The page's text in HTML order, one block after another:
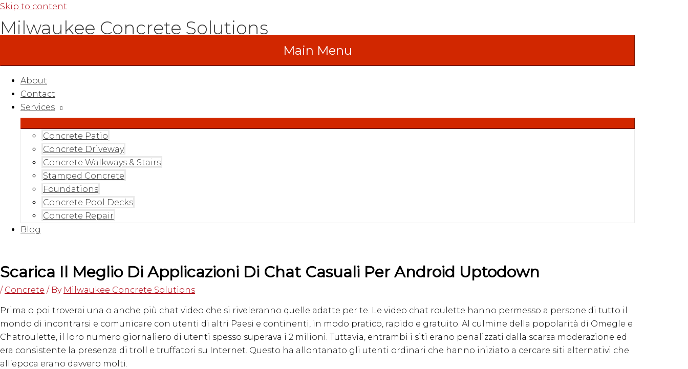
Skip to content
Milwaukee Concrete Solutions
Main Menu
About
Contact
Services
Concrete Patio
Concrete Driveway
Concrete Walkways & Stairs
Stamped Concrete
Foundations
Concrete Pool Decks
Concrete Repair
Blog
Scarica Il Meglio Di Applicazioni Di Chat Casuali Per Android Uptodown
/ Concrete / By Milwaukee Concrete Solutions
Prima o poi troverai una o anche più chat video che si riveleranno quelle adatte per te. Le video chat roulette hanno permesso a persone di tutto il
mondo di incontrarsi e comunicare con utenti di altri Paesi e continenti, in modo pratico, rapido e gratuito. Al culmine della popolarità di Omegle e
Chatroulette, il loro numero giornaliero di utenti spesso superava i 2 milioni. Tuttavia, entrambi i siti erano penalizzati dalla scarsa moderazione ed
era consistente la presenza di troll e truffatori su Internet. Questo ha allontanato gli utenti ordinari che hanno iniziato a cercare siti alternativi che
all’epoca erano davvero molti.